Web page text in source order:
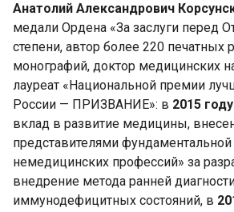
Анатолий Александрович
медали Ордена «За заслуги перед
степени, автор более 220 печатных
монографий, доктор медицинских
лауреат «Национальной премии
России — ПРИЗВАНИЕ»: в 2015 году
вклад в развитие медицины,
представителями фундаментальной
немедицинских профессий» за
внедрение метода ранней
иммунодефицитных состояний, в